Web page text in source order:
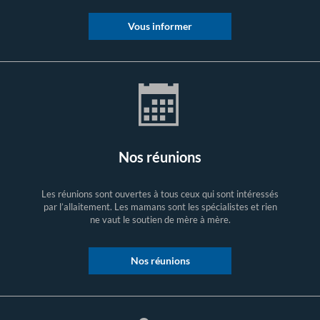
Vous informer
Nos réunions
Les réunions sont ouvertes à tous ceux qui sont intéressés
par l’allaitement. Les mamans sont les spécialistes et rien
ne vaut le soutien de mère à mère.
Nos réunions